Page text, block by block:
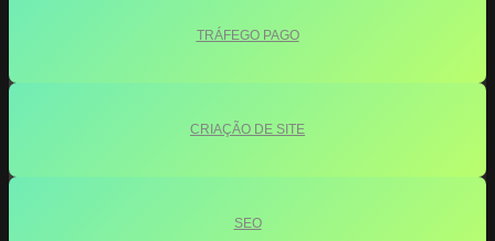
TRÁFEGO PAGO
CRIAÇÃO DE SITE
SEO